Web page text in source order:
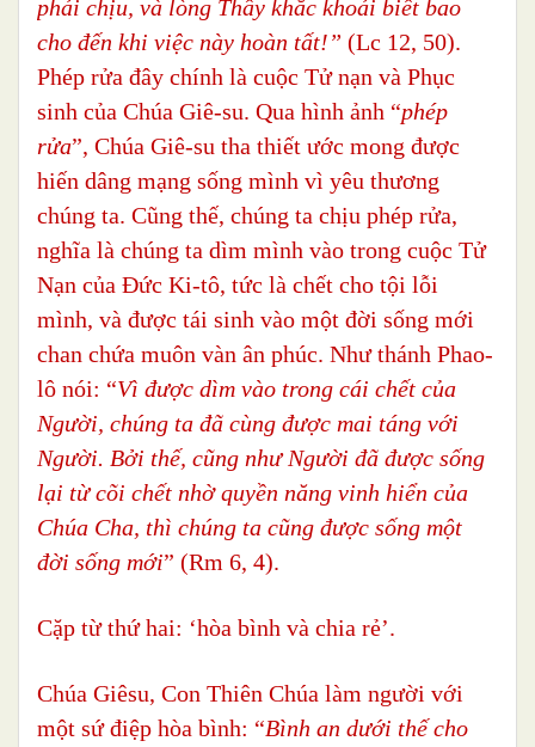
phải chịu, và lòng Thầy khắc khoải biết bao
cho đến khi việc này hoàn tất!” (Lc 12, 50).
Phép rửa đây chính là cuộc Tử nạn và Phục
sinh của Chúa Giê-su. Qua hình ảnh “phép
rửa”, Chúa Giê-su tha thiết ước mong được
hiến dâng mạng sống mình vì yêu thương
chúng ta. Cũng thế, chúng ta chịu phép rửa,
nghĩa là chúng ta dìm mình vào trong cuộc Tử
Nạn của Đức Ki-tô, tức là chết cho tội lỗi
mình, và được tái sinh vào một đời sống mới
chan chứa muôn vàn ân phúc. Như thánh Phao-
lô nói: “Vì được dìm vào trong cái chết của
Người, chúng ta đã cùng được mai táng với
Người. Bởi thế, cũng như Người đã được sống
lại từ cõi chết nhờ quyền năng vinh hiển của
Chúa Cha, thì chúng ta cũng được sống một
đời sống mới” (Rm 6, 4).
Cặp từ thứ hai: ‘hòa bình và chia rẻ’.
Chúa Giêsu, Con Thiên Chúa làm người với
một sứ điệp hòa bình: “Bình an dưới thế cho